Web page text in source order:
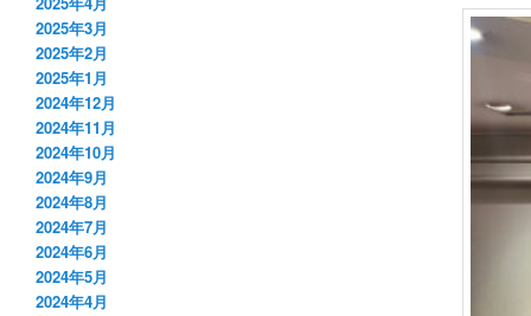
2025年3月
2025年2月
2025年1月
2024年12月
2024年11月
2024年10月
2024年9月
2024年8月
2024年7月
2024年6月
2024年5月
2024年4月